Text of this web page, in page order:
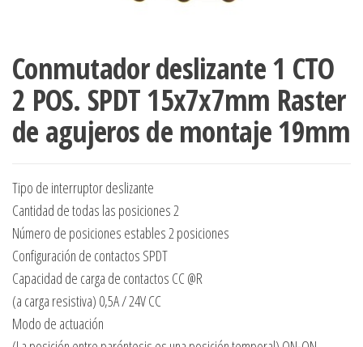
Conmutador deslizante 1 CTO
2 POS. SPDT 15x7x7mm Raster
de agujeros de montaje 19mm
Tipo de interruptor deslizante
Cantidad de todas las posiciones 2
Número de posiciones estables 2 posiciones
Configuración de contactos SPDT
Capacidad de carga de contactos CC @R
(a carga resistiva) 0,5A / 24V CC
Modo de actuación